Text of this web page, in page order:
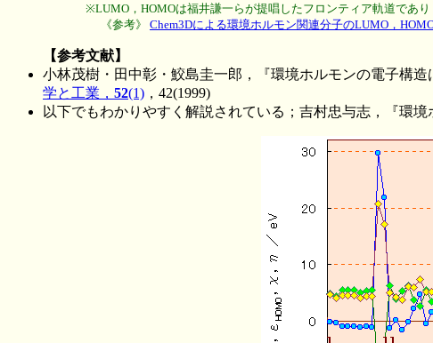
※LUMO，HOMOは福井謙一らが提唱したフロンティア軌道であ
《参考》 Chem3Dによる環境ホルモン関連分子のLUMO，
【参考文献】
小林茂樹・田中彰・鮫島圭一郎，『環境ホルモンの電子構
学と工業， 52(1) ，42(1999)
以下でもわかりやすく解説されている；吉村忠与志，『環